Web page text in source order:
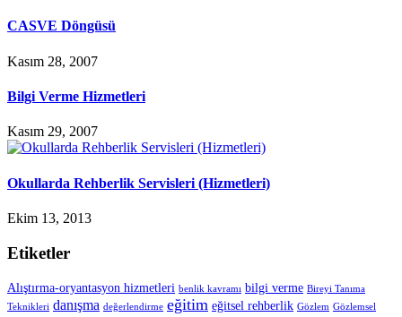
CASVE Döngüsü
Kasım 28, 2007
Bilgi Verme Hizmetleri
Kasım 29, 2007
Okullarda Rehberlik Servisleri (Hizmetleri)
Ekim 13, 2013
Etiketler
Alıştırma-oryantasyon hizmetleri benlik kavramı bilgi verme Bireyi Tanıma
Teknikleri danışma değerlendirme eğitim eğitsel rehberlik Gözlem Gözlemsel